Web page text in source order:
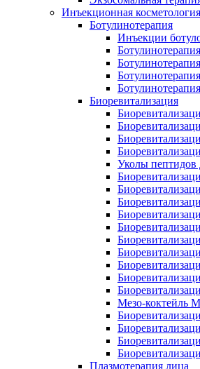
Инъекционная косметология
Ботулинотерапия
Инъекции
Биоревитализация
Уколы пептидов
Мезо-коктейль
Плазмотерапия лица